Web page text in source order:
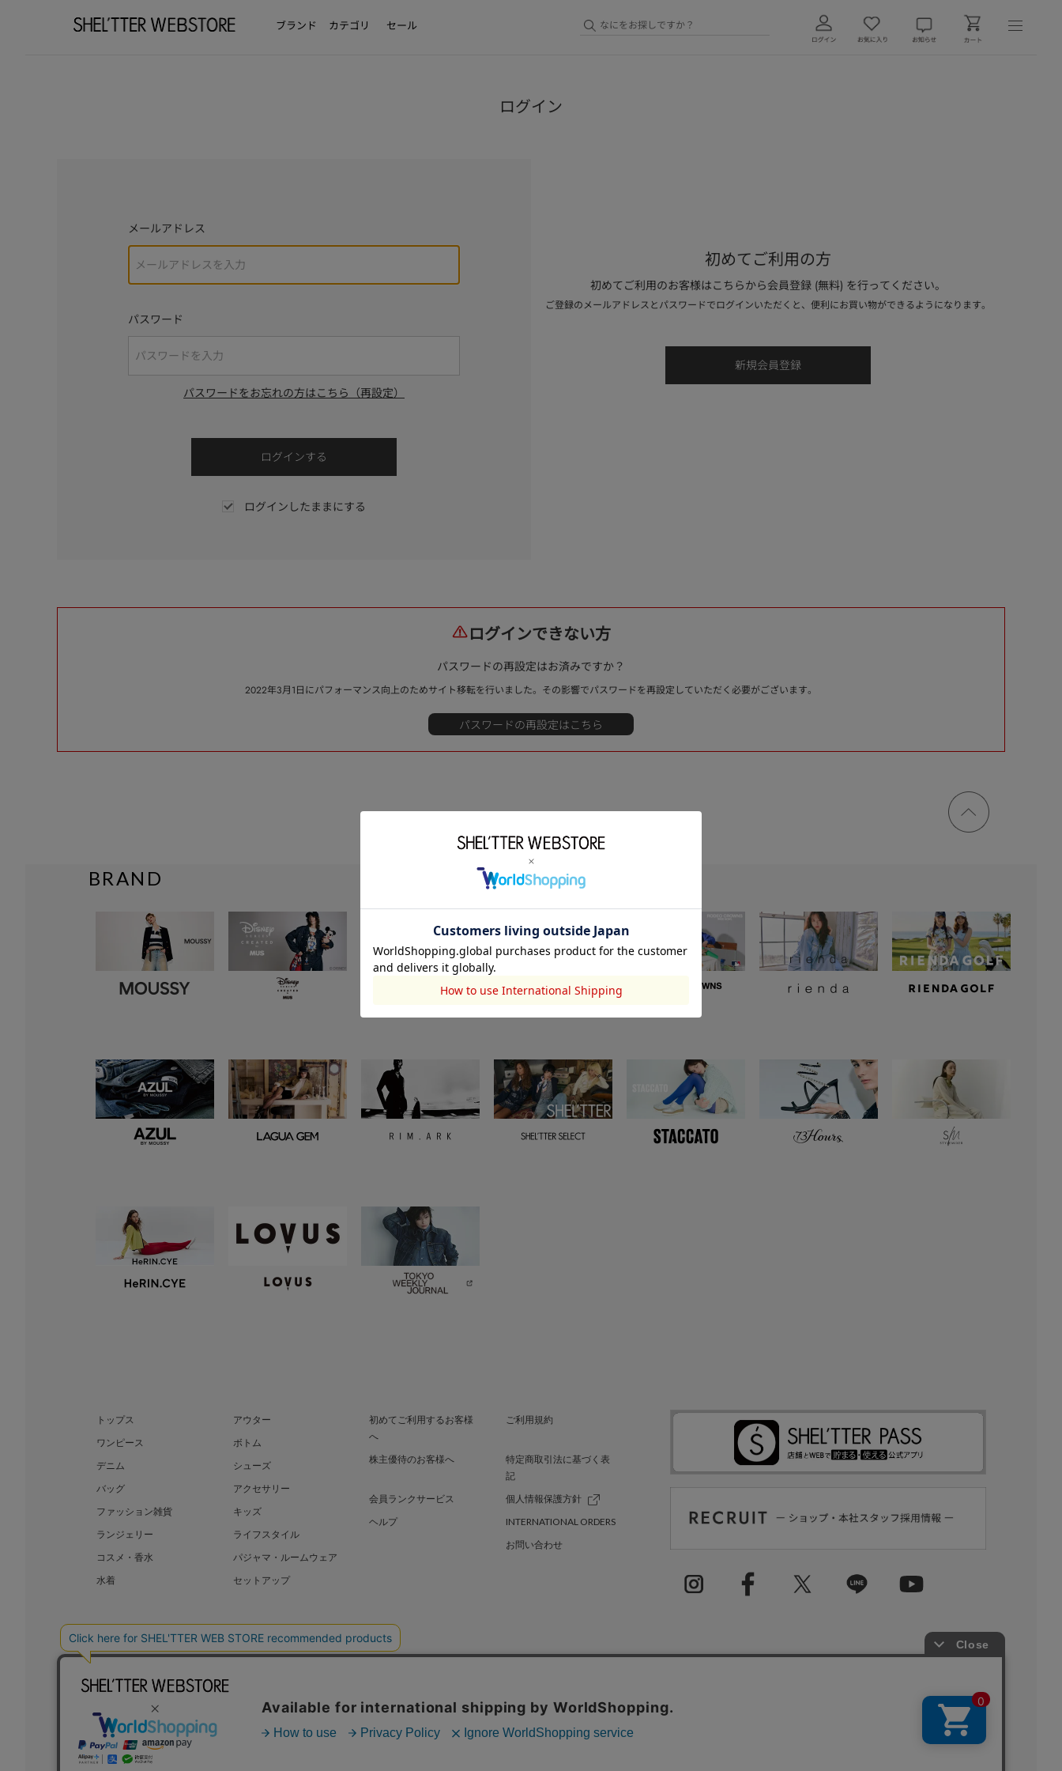
ブランド カテゴリ セール
ログイン
メールアドレス
パスワード
パスワードをお忘れの方はこちら（再設定）
ログインしたままにする
初めてご利用の方
初めてご利用のお客様はこちらから会員登録 (無料) を行ってください。
ご登録のメールアドレスとパスワードでログインいただくと、便利にお買い物ができるようになります。
ログインできない方
パスワードの再設定はお済みですか？
2022年3月1日にパフォーマンス向上のためサイト移転を行いました。その影響でパスワードを再設定していただく必要がございます。
ページ
トップ
BRAND
トップス
アウター
ワンピース
ボトム
デニム
シューズ
バッグ
アクセサリー
ファッション雑貨
キッズ
ランジェリー
ライフスタイル
コスメ・香水
パジャマ・ルームウェア
水着
セットアップ
初めてご利用するお客様
へ
ご利用規約
株主優待のお客様へ
特定商取引法に基づく表
記
会員ランクサービス
個人情報保護方針
ヘルプ
INTERNATIONAL ORDERS
お問い合わせ
BAROQUE JAPAN LIMITED SHEL’TTER GREEN 採用情報
COPYRIGHT © BAROQUE JAPAN LIMITED ALL RIGHTS RESERVED.